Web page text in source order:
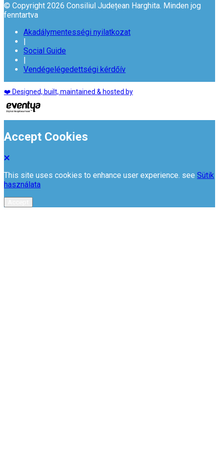
© Copyright 2026 Consiliul Județean Harghita. Minden jog
fenntartva
Akadálymentességi nyilatkozat
|
Social Guide
|
Vendégelégedettségi kérdőív
❤️ Designed, built, maintained & hosted by
Accept Cookies
This site uses cookies to enhance user experience. see Sütik
használata